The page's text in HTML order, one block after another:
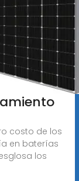
costo de los
en baterías
los